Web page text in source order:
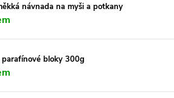
návnada na myši a potkany
parafínové bloky 300g